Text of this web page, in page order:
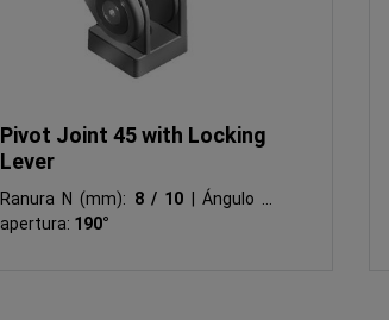
Pivot Joint 45 with Locking
Lever
Ranura N (mm): 8 / 10
Ángulo de
apertura: 190°